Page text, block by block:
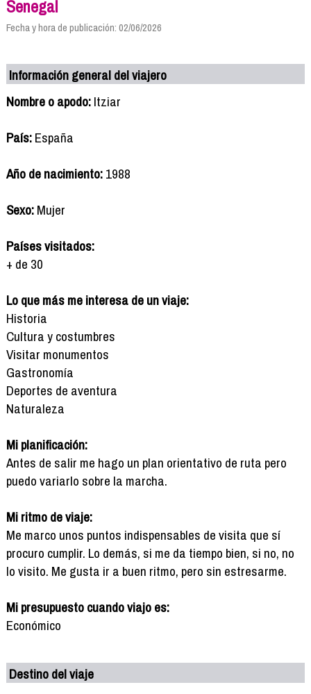
Senegal
Fecha y hora de publicación: 02/06/2026
Información general del viajero
Nombre o apodo:Itziar
País:España
Año de nacimiento:1988
Sexo:Mujer
Países visitados:
+ de 30
Lo que más me interesa de un viaje:
Historia
Cultura y costumbres
Visitar monumentos
Gastronomía
Deportes de aventura
Naturaleza
Mi planificación:
Antes de salir me hago un plan orientativo de ruta pero
puedo variarlo sobre la marcha.
Mi ritmo de viaje:
Me marco unos puntos indispensables de visita que sí
procuro cumplir. Lo demás, si me da tiempo bien, si no, no
lo visito. Me gusta ir a buen ritmo, pero sin estresarme.
Mi presupuesto cuando viajo es:
Económico
Destino del viaje